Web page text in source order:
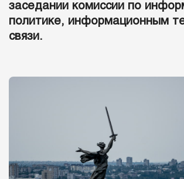
заседании комиссии по
политике, информационным
связи.